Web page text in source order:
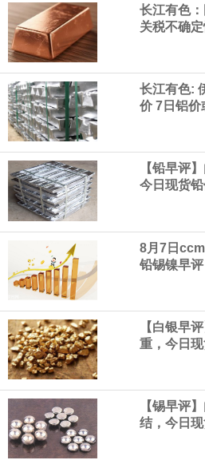
模以上工业中小企业增加值同
7.7%，为2023年以来同期最高
2022年以来同期最高水平，生
强。
伊朗议会主席团成员萨利米公
方案初步文本细节，内容包括
者将被处以最高达货物价值
列等国的船只将被禁止通过霍
民用货物不得通过该区域；参
将被禁止通行。
美国新墨西哥州第一司法区法
体“脸书（Facebook）”、“照片
长江有色
关税不确
长江有色:
价 7日铝价
【铅早评
今日现货
8月7日
铅锡镍早评
【白银早
重，今日
【锡早评
结，今日